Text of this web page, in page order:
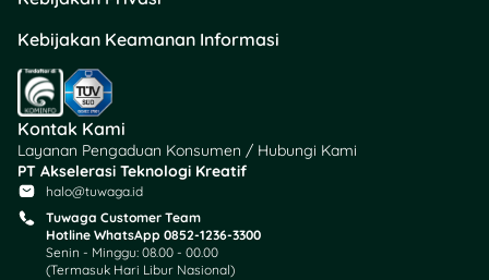
Masukkan nomor
RDN BCA kamu.
Masukkan nominal
deposit, minimal
Rp100.000, ya.
Cek lagi data
transaksi.
Kalau sudah sesuai,
klik “Ya”.
Proses deposit RDN
Kebijakan Keamanan Informasi
Kontak Kami
Layanan Pengaduan Konsumen / Hubungi Kami
PT Akselerasi Teknologi Kreatif
halo@tuwaga.id
Tuwaga Customer Team
Hotline WhatsApp 0852-1236-3300
Senin - Minggu: 08.00 - 00.00
(Termasuk Hari Libur Nasional)